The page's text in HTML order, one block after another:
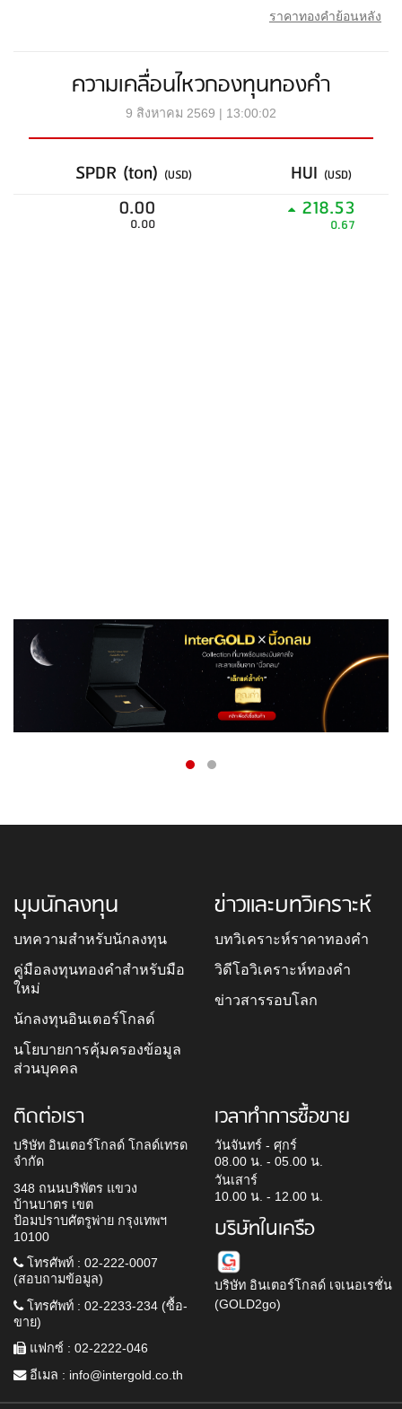
ราคาทองคำย้อนหลัง
ความเคลื่อนไหวกองทุนทองคำ
9 สิงหาคม 2569 | 13:00:02
SPDR (ton) (USD) HUI (USD)
0.00
0.00
218.53
0.67
มุมนักลงทุน
บทความสำหรับนักลงทุน
คู่มือลงทุนทองคำสำหรับมือ
ใหม่
นักลงทุนอินเตอร์โกลด์
นโยบายการคุ้มครองข้อมูล
ส่วนบุคคล
ข่าวและบทวิเคราะห์
บทวิเคราะห์ราคาทองคำ
วิดีโอวิเคราะห์ทองคำ
ข่าวสารรอบโลก
ติดต่อเรา
บริษัท อินเตอร์โกลด์ โกลด์เทรด
จำกัด
348 ถนนบริพัตร แขวง
บ้านบาตร เขต
ป้อมปราบศัตรูพ่าย กรุงเทพฯ
10100
โทรศัพท์ : 02-222-0007
(สอบถามข้อมูล)
โทรศัพท์ : 02-2233-234 (ซื้อ-
ขาย)
แฟกซ์ : 02-2222-046
อีเมล : info@intergold.co.th
เวลาทำการซื้อขาย
วันจันทร์ - ศุกร์
08.00 น. - 05.00 น.
วันเสาร์
10.00 น. - 12.00 น.
บริษัทในเครือ
บริษัท อินเตอร์โกลด์ เจเนอเรชั่น
(GOLD2go)